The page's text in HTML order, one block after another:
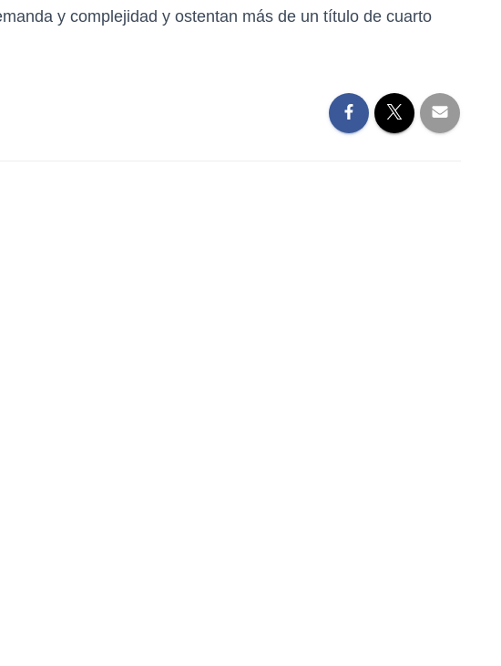
y complejidad y ostentan más de un título de cuarto